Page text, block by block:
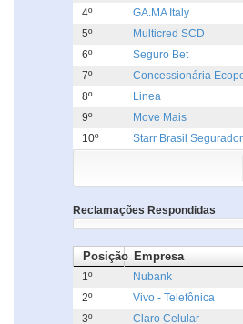
4º GA.MA Italy
5º
Multicred SCD
6º
Seguro Bet
7º
Concessionária
8º
Linea
9º
Move Mais
10º
Starr Brasil
Reclamações Respondidas
Posição Empresa
1º Nubank
2º
Vivo - Telefônica
3º
Claro Celular